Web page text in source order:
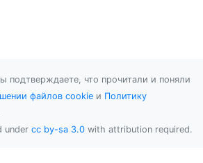
подтверждаете, что прочитали и поняли
файлов cookie и Политику
under cc by-sa 3.0 with attribution required.